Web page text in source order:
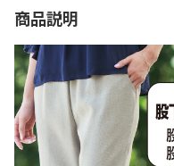
商品説明